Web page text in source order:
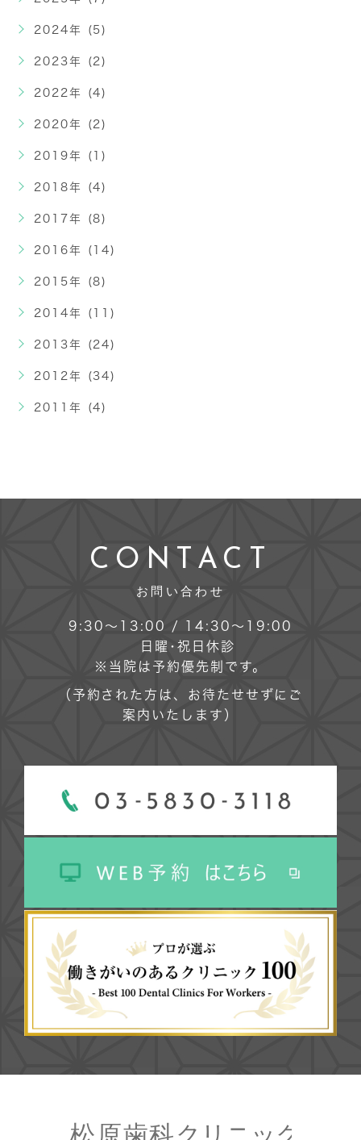
2024年 (5)
2023年 (2)
2022年 (4)
2020年 (2)
2019年 (1)
2018年 (4)
2017年 (8)
2016年 (14)
2015年 (8)
2014年 (11)
2013年 (24)
2012年 (34)
2011年 (4)
CONTACT
お問い合わせ
9:30～13:00 / 14:30～19:00
日曜･祝日休診
※当院は予約優先制です。
（予約された方は、お待たせせずにご
案内いたします）